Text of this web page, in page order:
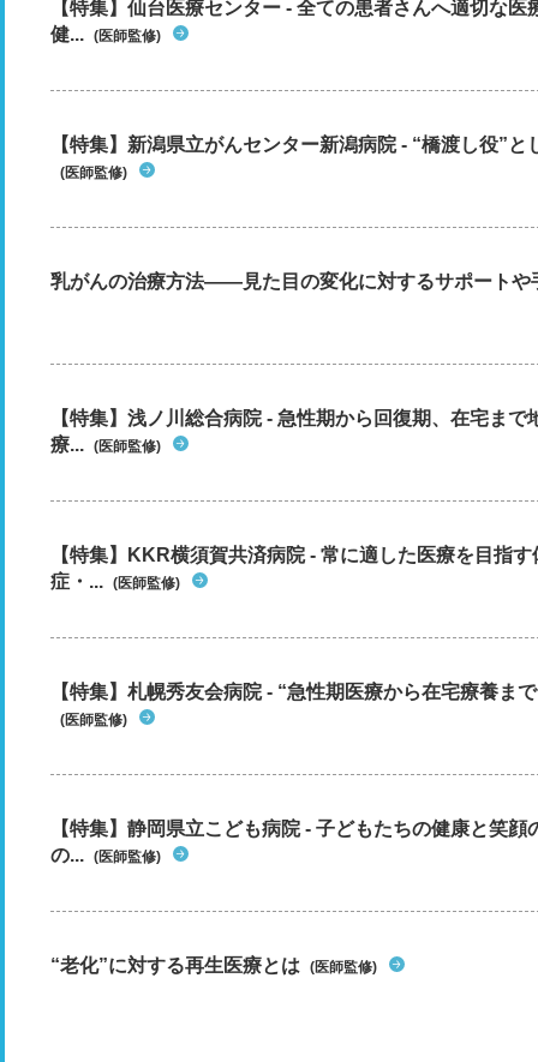
【特集】仙台医療センター - 全ての患者さんへ適切な
健... (医師監修)
【特集】新潟県立がんセンター新潟病院 - “橋渡し役”
(医師監修)
乳がんの治療方法――見た目の変化に対するサポートや
【特集】浅ノ川総合病院 - 急性期から回復期、在宅ま
療... (医師監修)
【特集】KKR横須賀共済病院 - 常に適した医療を目指
症・... (医師監修)
【特集】札幌秀友会病院 - “急性期医療から在宅療養ま
(医師監修)
【特集】静岡県立こども病院 - 子どもたちの健康と笑
の... (医師監修)
“老化”に対する再生医療とは (医師監修)